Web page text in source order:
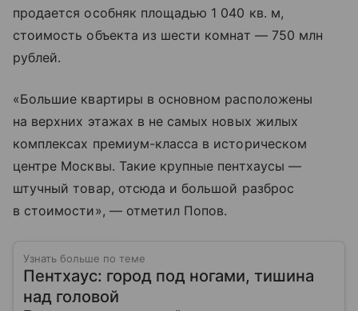
продается особняк площадью 1 040 кв. м,
стоимость объекта из шести комнат — 750 млн
рублей.
«Большие квартиры в основном расположены
на верхних этажах в не самых новых жилых
комплексах премиум-класса в историческом
центре Москвы. Такие крупные пентхаусы —
штучный товар, отсюда и большой разброс
в стоимости», — отметил Попов.
Узнать больше по теме
Пентхаус: город под ногами, тишина
над головой